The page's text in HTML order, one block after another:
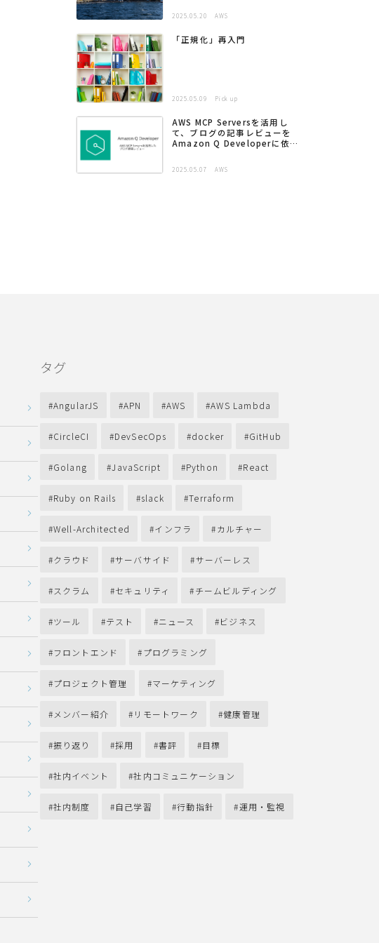
2025.05.20 AWS
「正規化」再入門
2025.05.09 Pick up
AWS MCP Serversを活用し
て、ブログの記事レビューを
Amazon Q Developerに依頼
2025.05.07 AWS
タグ
AngularJS APN AWS AWS Lambda
CircleCI DevSecOps docker GitHub
Golang JavaScript Python React
Ruby on Rails slack Terraform
Well-Architected インフラ カルチャー
クラウド サーバサイド サーバーレス
スクラム セキュリティ チームビルディング
ツール テスト ニュース ビジネス
フロントエンド プログラミング
プロジェクト管理 マーケティング
メンバー紹介 リモートワーク 健康管理
振り返り 採用 書評 目標
社内イベント 社内コミュニケーション
社内制度 自己学習 行動指針 運用・監視